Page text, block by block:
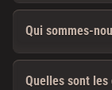
Qui sommes-
Quelles sont les